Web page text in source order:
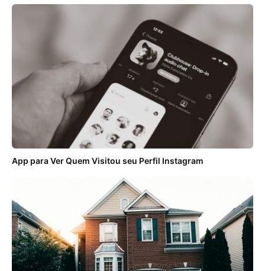
App para Ver Quem Visitou seu Perfil Instagram